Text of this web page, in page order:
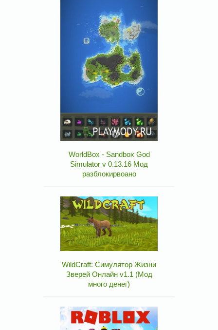
WorldBox - Sandbox God
Simulator v 0.13.16 Мод
разблокирвоано
WildCraft: Симулятор Жизни
Зверей Онлайн v1.1 (Мод
много денег)